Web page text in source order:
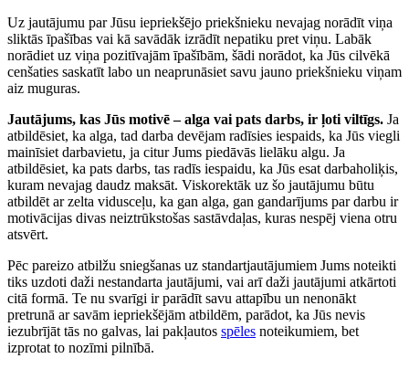
Uz jautājumu par Jūsu iepriekšējo priekšnieku nevajag norādīt viņa
sliktās īpašības vai kā savādāk izrādīt nepatiku pret viņu. Labāk
norādiet uz viņa pozitīvajām īpašībām, šādi norādot, ka Jūs cilvēkā
cenšaties saskatīt labo un neaprunāsiet savu jauno priekšnieku viņam
aiz muguras.
Jautājums, kas Jūs motivē – alga vai pats darbs, ir ļoti viltīgs. Ja
atbildēsiet, ka alga, tad darba devējam radīsies iespaids, ka Jūs viegli
mainīsiet darbavietu, ja citur Jums piedāvās lielāku algu. Ja
atbildēsiet, ka pats darbs, tas radīs iespaidu, ka Jūs esat darbaholiķis,
kuram nevajag daudz maksāt. Viskorektāk uz šo jautājumu būtu
atbildēt ar zelta vidusceļu, ka gan alga, gan gandarījums par darbu ir
motivācijas divas neiztrūkstošas sastāvdaļas, kuras nespēj viena otru
atsvērt.
Pēc pareizo atbilžu sniegšanas uz standartjautājumiem Jums noteikti
tiks uzdoti daži nestandarta jautājumi, vai arī daži jautājumi atkārtoti
citā formā. Te nu svarīgi ir parādīt savu attapību un nenonākt
pretrunā ar savām iepriekšējām atbildēm, parādot, ka Jūs nevis
iezubrījāt tās no galvas, lai pakļautos spēles noteikumiem, bet
izprotat to nozīmi pilnībā.